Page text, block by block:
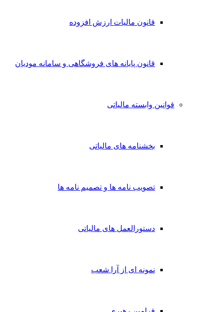
قانون مالیات ارزش افزوده
قانون پایانه های فروشگاهی و سامانه مودیان
قوانین وابسته مالیاتی
بخشنامه های مالیاتی
تصویب نامه ها و تصمیم نامه ها
دستورالعمل های مالیاتی
نمونه ای از آرا شعب